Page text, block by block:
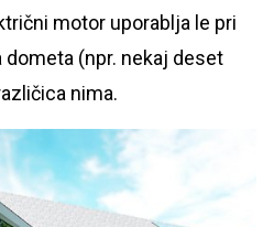
motor uporablja le pri
(npr. nekaj deset
nima.